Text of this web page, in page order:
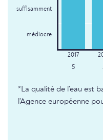
suffisamment
médiocre
5
*La qualité de l'eau est
l'Agence européenne